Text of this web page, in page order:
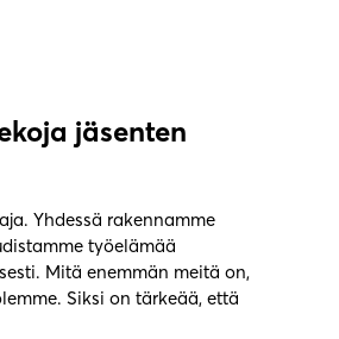
jäsenten
Yhdessä rakennamme
työelämää
Mitä enemmän meitä on,
Siksi on tärkeää, että